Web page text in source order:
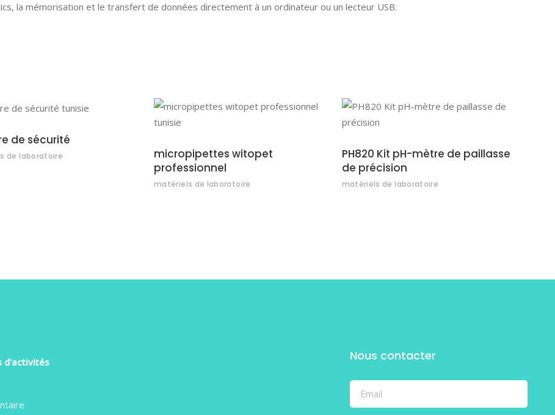
la mémorisation et le transfert de données directement à un ordinateur ou un lecteur USB.
de sécurité
de laboratoire
micropipettes witopet
professionnel
matériels de laboratoire
PH820 Kit pH-mètre de paillasse
de précision
matériels de laboratoire
d'activités Nous contacter